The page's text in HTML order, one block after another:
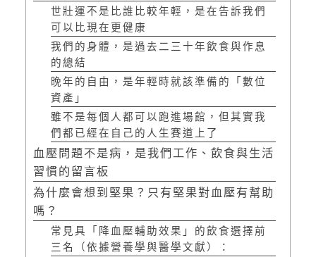
世壯運不是比誰比較年輕，是在告訴我們
可以比現在更健康
我們的身體，是過去二三十年飲食與作息
的總結
晚年的自由，是年輕時就該準備的「數位
資產」
雖不是每個人都可以跑進場館，但其實我
們都已經在自己的人生賽道上了
血壓問題不是病，是我們工作、飲食與生活
習慣的留言板
為什麼會想到堅果？只有堅果對血壓有幫助
嗎？
常見具「降血壓輔助效果」的飲食選擇前
三名（依據營養學與醫學文獻）：